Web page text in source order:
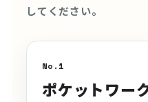
してください。
No.1
ポケットワー